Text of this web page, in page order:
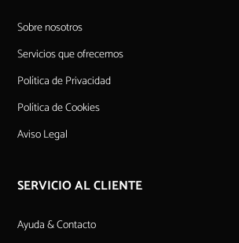
Sobre nosotros
Servicios que ofrecemos
Política de Privacidad
Política de Cookies
Aviso Legal
SERVICIO AL CLIENTE
Ayuda & Contacto